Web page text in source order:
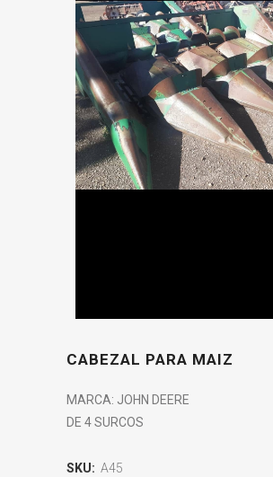
CABEZAL PARA MAIZ
MARCA: JOHN DEERE
DE 4 SURCOS
SKU: A45